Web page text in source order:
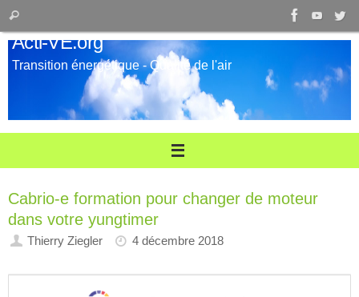
Passer
au
contenu
pour
:
Rechercher
Acti-VE.org
Transition énergétique - Qualité de l'air
Cabrio-e formation pour changer de moteur
dans votre yungtimer
Thierry Ziegler 4 décembre 2018